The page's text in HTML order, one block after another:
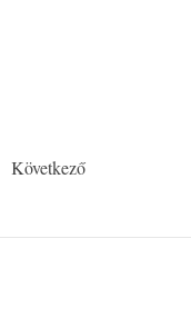
Következő